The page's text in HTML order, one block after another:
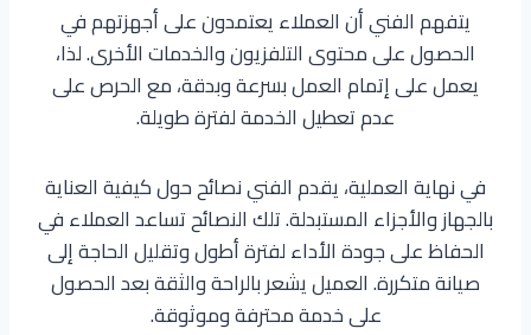
يتفهم الفني أن العملاء يعتمدون على أجهزتهم في
الحصول على محتوى التلفزيون والخدمات الأخرى. لذا،
يعمل على إتمام العمل بسرعة وبدقة، مع الحرص على
عدم تعطيل الخدمة لفترة طويلة.
في نهاية العملية، يقدم الفني نصائح حول كيفية العناية
بالجهاز والأجزاء المستبدلة. تلك النصائح تساعد العملاء في
الحفاظ على جودة الأداء لفترة أطول وتقليل الحاجة إلى
صيانة متكررة. العميل يشعر بالراحة والثقة بعد الحصول
على خدمة محترفة وموثوقة.